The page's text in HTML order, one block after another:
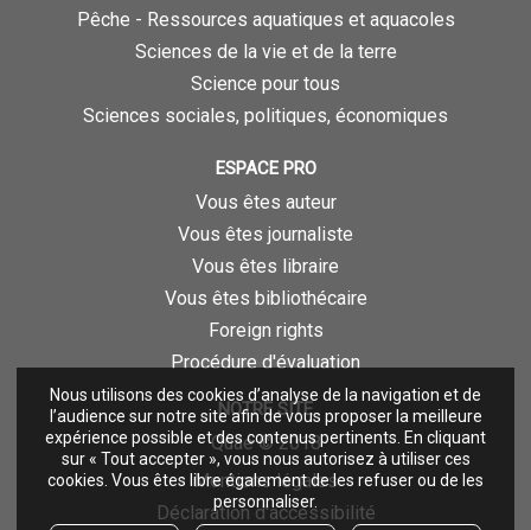
Nous utilisons des cookies d’analyse de la navigation et de
l’audience sur notre site afin de vous proposer la meilleure
expérience possible et des contenus pertinents. En cliquant
sur « Tout accepter », vous nous autorisez à utiliser ces
cookies. Vous êtes libre également de les refuser ou de les
personnaliser.
Pêche - Ressources aquatiques et aquacoles
Sciences de la vie et de la terre
Science pour tous
Sciences sociales, politiques, économiques
ESPACE PRO
Vous êtes auteur
Vous êtes journaliste
Vous êtes libraire
Vous êtes bibliothécaire
Foreign rights
Procédure d'évaluation
NOTRE SITE
Quae © 2018
Mentions légales
Déclaration d'accessibilité